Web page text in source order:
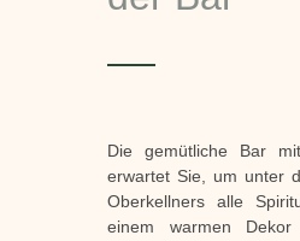
Die gemütliche Bar
erwartet Sie, um unter
Oberkellners alle
einem warmen